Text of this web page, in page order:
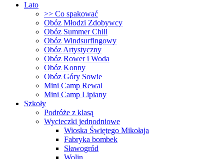
Lato
>> Co spakować
Obóz Młodzi Zdobywcy
Obóz Summer Chill
Obóz Windsurfingowy
Obóz Artystyczny
Obóz Rower i Woda
Obóz Konny
Obóz Góry Sowie
Mini Camp Rewal
Mini Camp Lipiany
Szkoły
Podróże z klasą
Wycieczki jednodniowe
Wioska Świętego Mikołaja
Fabryka bombek
Sławogród